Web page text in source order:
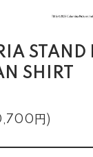
STAND
SHIRT
円)